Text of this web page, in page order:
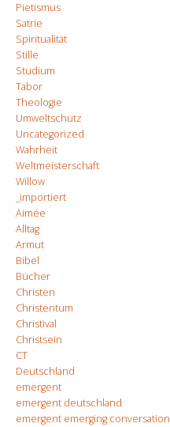
Pietismus
Satrie
Spiritualität
Stille
Studium
Tabor
Theologie
Umweltschutz
Uncategorized
Wahrheit
Weltmeisterschaft
Willow
_importiert
Aimée
Alltag
Armut
Bibel
Bücher
Christen
Christentum
Christival
Christsein
CT
Deutschland
emergent
emergent deutschland
emergent emerging conversation